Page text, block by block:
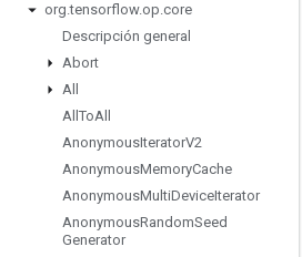
org.tensorflow.op.core
Descripción general
Abort
All
All ToAll
AnonymousIteratorV2
AnonymousMemoryCache
AnonymousMultiDeviceIterator
AnonymousRandomSeed
Generator